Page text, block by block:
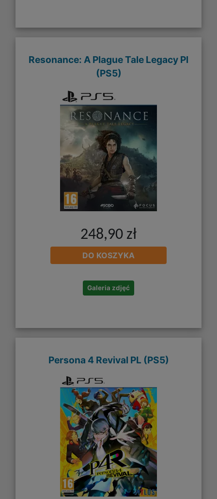
Resonance: A Plague Tale Legacy Pl
(PS5)
248,90 zł
DO KOSZYKA
Galeria zdjęć
Persona 4 Revival PL (PS5)